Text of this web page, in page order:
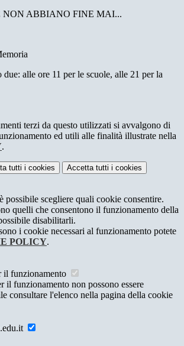
NON ABBIANO FINE MAI...
due: alle ore 11 per le scuole, alle 21 per la
terzi da questo utilizzati si avvalgono di
ed utili alle finalità illustrate nella
.
tutti i cookies Accetta tutti i cookies
possibile scegliere quali cookie consentire.
quelli che consentono il funzionamento della
disabilitarli.
i cookie necessari al funzionamento potete
POLICY.
il funzionamento
il funzionamento non possono essere
consultare l'elenco nella pagina della cookie